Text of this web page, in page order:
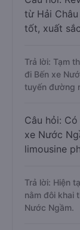
từ Hải
tốt, xuất
Trả lời: Tạm
đi Bến xe
tuyến đường
Câu hỏi:
xe Nước
limousine
Trả lời: Hiện
nằm đôi khai
Nước Ngầm.